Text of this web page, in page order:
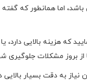
باشد، اما همانطور که
که هزینه بالایی دارد،
بروز مشکلات جلوگیری
به دقت بسیار بالایی